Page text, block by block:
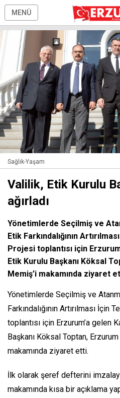
MENÜ
Sağlık-Yaşam
Valilik, Etik Kurulu
ağırladı
Yönetimlerde Seçilmiş ve
Etik Farkındalığının
Projesi toplantısı için
Etik Kurulu Başkanı Köksal
Memiş’i makamında ziyaret
Yönetimlerde Seçilmiş ve
Farkındalığının Artırılması
toplantısı için Erzurum’a gelen
Başkanı Köksal Toptan,
makamında ziyaret etti.
İlk olarak şeref defterini
makamında kısa bir açıklama